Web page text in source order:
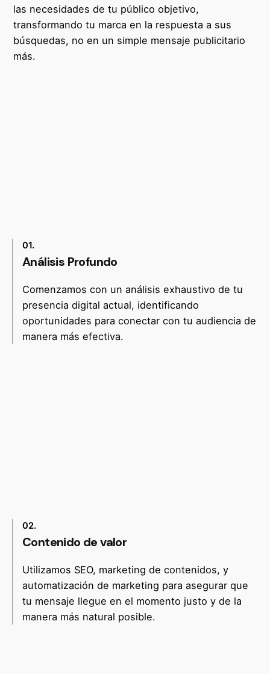
las necesidades de tu público objetivo,
transformando tu marca en la respuesta a sus
búsquedas, no en un simple mensaje publicitario
más.
01.
Análisis Profundo
Comenzamos con un análisis exhaustivo de tu
presencia digital actual, identificando
oportunidades para conectar con tu audiencia de
manera más efectiva.
02.
Contenido de valor
Utilizamos SEO, marketing de contenidos, y
automatización de marketing para asegurar que
tu mensaje llegue en el momento justo y de la
manera más natural posible.